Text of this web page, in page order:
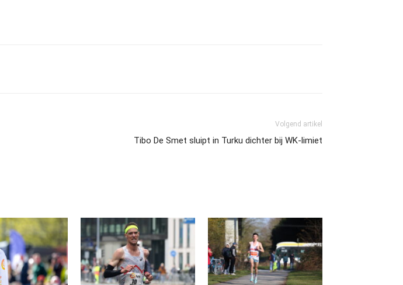
Volgend artikel
Tibo De Smet sluipt in Turku dichter bij WK-limiet